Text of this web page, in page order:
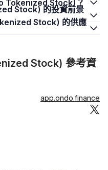
Tokenized Stock)？
Stock) 參考資
app.ondo.finance